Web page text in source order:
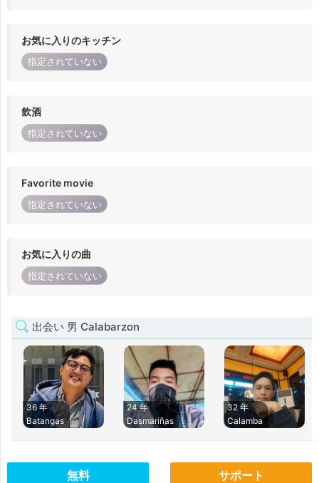
お気に入りのキッチン
指定されていない
飲酒
指定されていない
Favorite movie
指定されていない
お気に入りの曲
指定されていない
出会い 男 Calabarzon
36 年
Batangas
24 年
Dasmariñas
32 年
Calamba
無料 サポート